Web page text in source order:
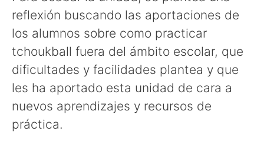
reflexión buscando las aportaciones de
los alumnos sobre como practicar
tchoukball fuera del ámbito escolar, que
dificultades y facilidades plantea y que
les ha aportado esta unidad de cara a
nuevos aprendizajes y recursos de
práctica.